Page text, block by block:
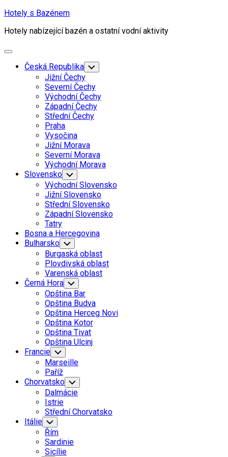
Skip
content
Hotely s Bazénem
Hotely nabízející bazén a ostatní vodní aktivity
Expand
Česká Republika Toggle
Child
Menu
Jižní Čechy
Severní Čechy
Východní Čechy
Západní Čechy
Střední Čechy
Praha
Vysočina
Jižní Morava
Severní Morava
Východní Morava
Slovensko Toggle
Child
Menu
Východní Slovensko
Jižní Slovensko
Střední Slovensko
Západní Slovensko
Tatry
Bosna a Hercegovina
Current
Page
Parent
Bulharsko Toggle
Child
Menu
Burgaská oblast
Plovdivská oblast
Current
Page
Parent
Varenská oblast
Černá Hora Toggle
Child
Menu
Opština Bar
Opština Budva
Opština Herceg Novi
Opština Kotor
Opština Tivat
Opština Ulcinj
Francie Toggle
Child
Menu
Marseille
Paříž
Chorvatsko Toggle
Child
Menu
Dalmácie
Istrie
Střední Chorvatsko
Itálie Toggle
Child
Menu
Řím
Sardinie
Sicílie